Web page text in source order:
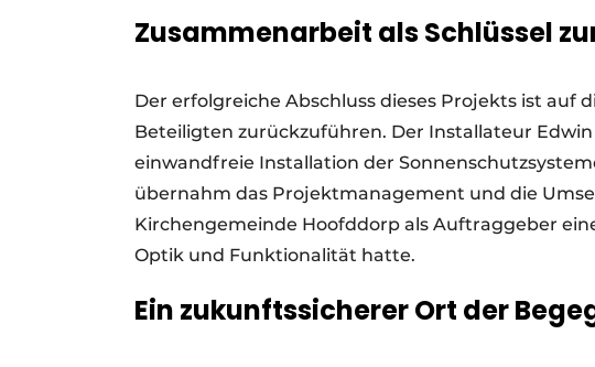
Zusammenarbeit als Schlüssel
Der erfolgreiche Abschluss dieses Projekts ist auf
Beteiligten zurückzuführen. Der Installateur
einwandfreie Installation der
übernahm das Projektmanagement und die
Kirchengemeinde Hoofddorp als Auftraggeber
Optik und Funktionalität hatte.
Ein zukunftssicherer Ort der